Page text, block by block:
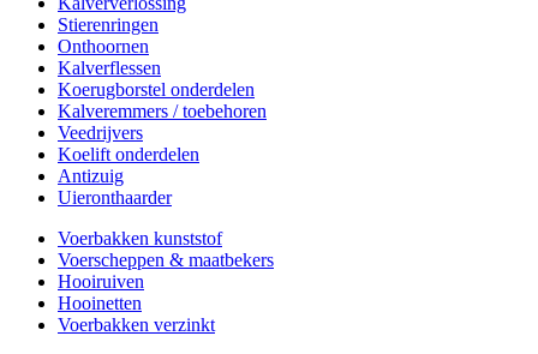
Stierenringen
Onthoornen
Kalverflessen
Koerugborstel onderdelen
Kalveremmers / toebehoren
Veedrijvers
Koelift onderdelen
Antizuig
Uieronthaarder
Voerbakken kunststof
Voerscheppen & maatbekers
Hooiruiven
Hooinetten
Voerbakken verzinkt